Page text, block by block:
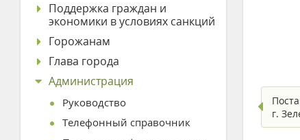
г.
Поддержка граждан и
экономики в условиях санкций
Горожанам
Глава города
Администрация
Руководство
Телефонный справочник